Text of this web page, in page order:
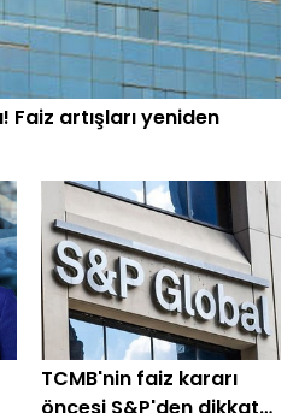
Faiz artışları yeniden
TCMB'nin faiz kararı